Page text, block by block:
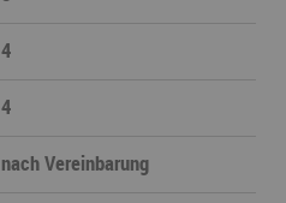
4
4
nach Vereinbarung